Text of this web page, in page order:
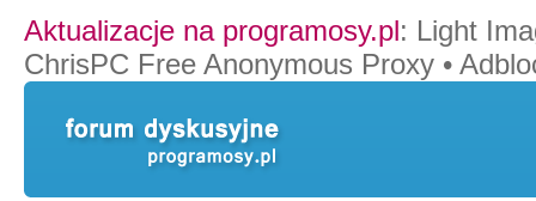
Aktualizacje na programosy.pl: Light
ChrisPC Free Anonymous Proxy •